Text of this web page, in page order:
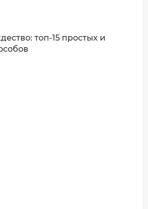
топ-15 простых и